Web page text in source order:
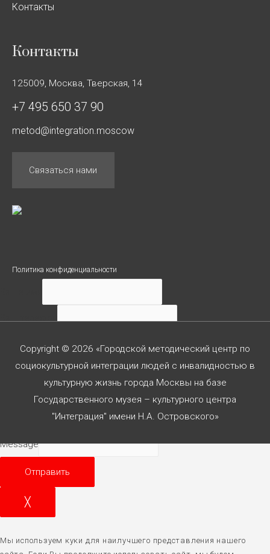
Контакты
Контакты
125009, Москва, Тверская, 14
+7 495 650 37 90
metod@integration.moscow
Связаться нами
Политика конфиденциальности
Copyright © 2026 «Городской методический центр по
социокультурной интеграции людей с инвалидностью в
культурную жизнь города Москвы на базе
Государственного музея – культурного центра
"Интеграция" имени Н.А. Островского»
Message
Отправить
╳
Мы используем куки для наилучшего представления нашего